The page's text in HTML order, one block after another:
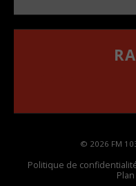
© 2026 FM
Politique de